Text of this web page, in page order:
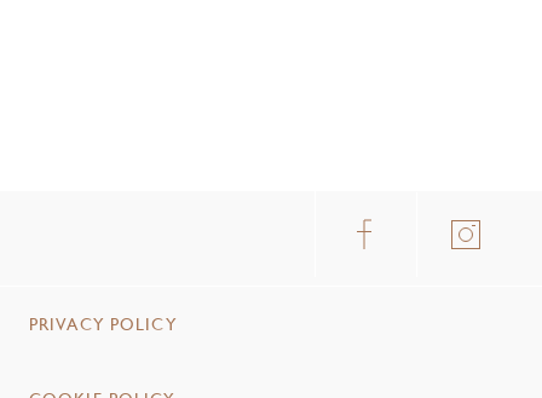
PRIVACY POLICY